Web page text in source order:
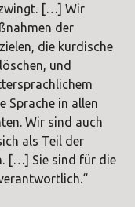
[…] Wir
der
die kurdische
und
Sprache in allen
Wir sind auch
als Teil der
[…] Sie sind für die